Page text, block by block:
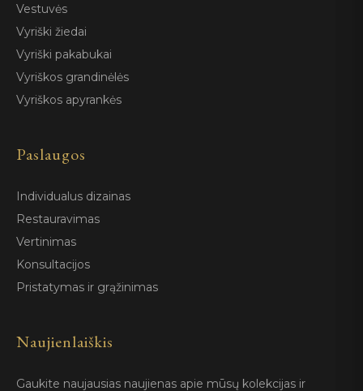
Vestuvės
Vyriški žiedai
Vyriški pakabukai
Vyriškos grandinėlės
Vyriškos apyrankės
Paslaugos
Individualus dizainas
Restauravimas
Vertinimas
Konsultacijos
Pristatymas ir grąžinimas
Naujienlaiškis
Gaukite naujausias naujienas apie mūsų kolekcijas ir